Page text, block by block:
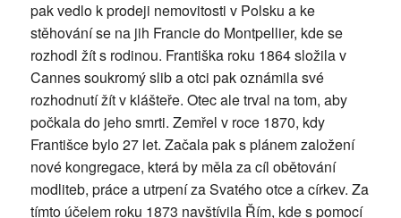
pak vedlo k prodeji nemovitosti v Polsku a ke
stěhování se na jih Francie do Montpellier, kde se
rozhodl žít s rodinou. Františka roku 1864 složila v
Cannes soukromý slib a otci pak oznámila své
rozhodnutí žít v klášteře. Otec ale trval na tom, aby
počkala do jeho smrti. Zemřel v roce 1870, kdy
Františce bylo 27 let. Začala pak s plánem založení
nové kongregace, která by měla za cíl obětování
modliteb, práce a utrpení za Svatého otce a církev. Za
tímto účelem roku 1873 navštívila Řím, kde s pomocí